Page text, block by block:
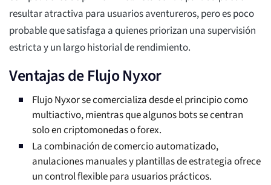
resultar atractiva para usuarios aventureros, pero es poco
probable que satisfaga a quienes priorizan una supervisión
estricta y un largo historial de rendimiento.
Ventajas de Flujo Nyxor
Flujo Nyxor se comercializa desde el principio como
multiactivo, mientras que algunos bots se centran
solo en criptomonedas o forex.
La combinación de comercio automatizado,
anulaciones manuales y plantillas de estrategia ofrece
un control flexible para usuarios prácticos.